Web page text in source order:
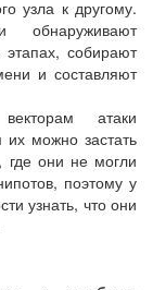
узла к другому.
обнаруживают
собирают
и составляют
атаки
можно застать
где они не могли
поэтому у
узнать, что они